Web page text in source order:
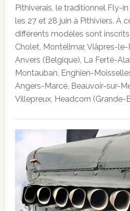
Pithiverais, le traditionnel Fly-
les 27 et 28 juin à Pithiviers. À
différents modèles sont
Cholet, Montélimar, Viâpres-le-
Anvers (Belgique), La Ferté-
Montauban, Enghien-
Angers-Marcé, Beauvoir-sur-
Villepreux, Headcorn (Grande-